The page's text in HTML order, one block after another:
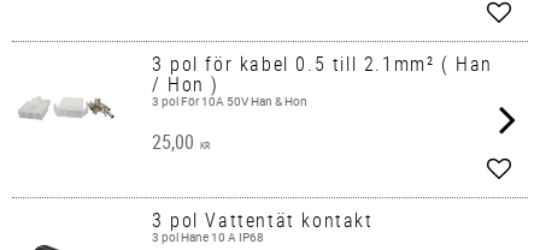
3 pol för kabel 0.5 till 2.1mm² ( Han
/ Hon )
3 pol För 10A 50V Han & Hon
25,00 KR
3 pol Vattentät kontakt
3 pol Hane 10 A IP68